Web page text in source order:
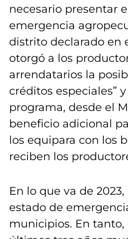
necesario presentar
emergencia
distrito declarado en
otorgó a los
arrendatarios la
créditos especiales”
programa, desde el
beneficio adicional
los equipara con los
reciben los
En lo que va de
estado de
municipios. En